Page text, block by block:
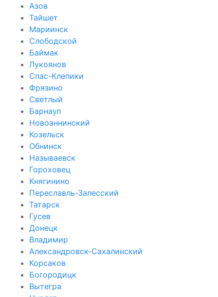
Азов
Тайшет
Мариинск
Слободской
Баймак
Лукоянов
Спас-Клепики
Фрязино
Светлый
Барнаул
Новоаннинский
Козельск
Обнинск
Называевск
Гороховец
Княгинино
Переславль-Залесский
Татарск
Гусев
Донецк
Владимир
Александровск-Сахалинский
Корсаков
Богородицк
Вытегра